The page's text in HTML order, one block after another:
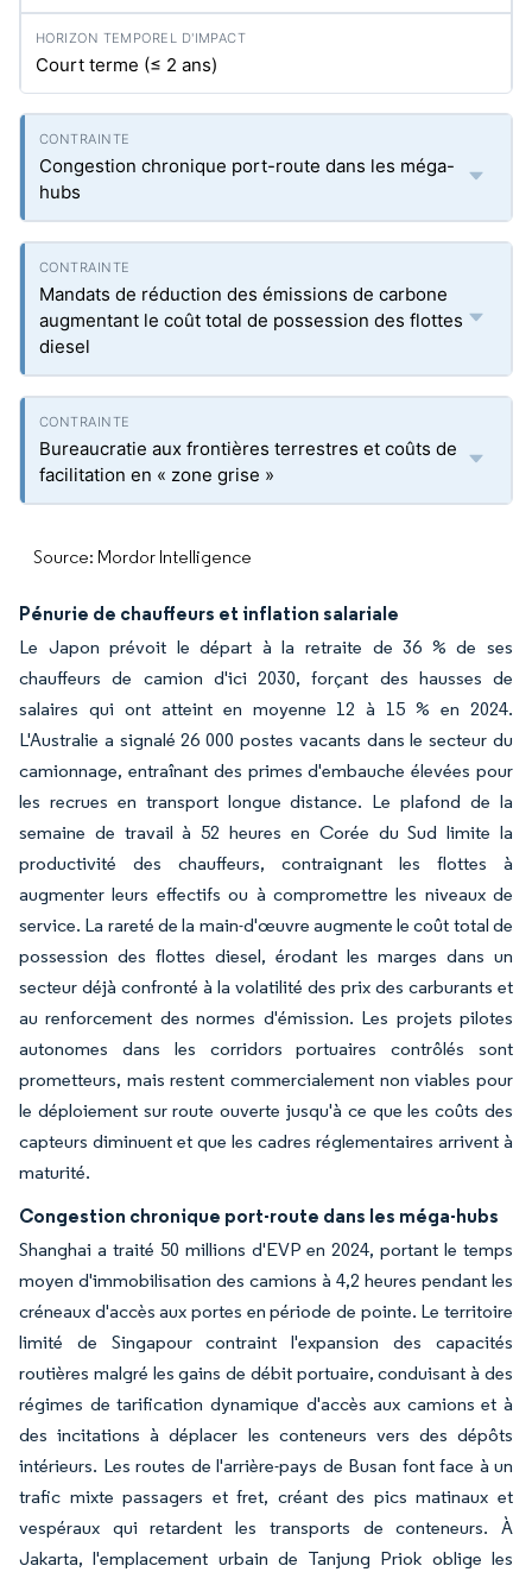
Court terme (≤ 2 ans)
Congestion chronique port-route dans les méga-
hubs
Mandats de réduction des émissions de carbone
augmentant le coût total de possession des flottes
diesel
Bureaucratie aux frontières terrestres et coûts de
facilitation en « zone grise »
Source: Mordor Intelligence
Pénurie de chauffeurs et inflation salariale
Le Japon prévoit le départ à la retraite de 36 % de ses
chauffeurs de camion d'ici 2030, forçant des hausses de
salaires qui ont atteint en moyenne 12 à 15 % en 2024.
L'Australie a signalé 26 000 postes vacants dans le secteur du
camionnage, entraînant des primes d'embauche élevées pour
les recrues en transport longue distance. Le plafond de la
semaine de travail à 52 heures en Corée du Sud limite la
productivité des chauffeurs, contraignant les flottes à
augmenter leurs effectifs ou à compromettre les niveaux de
service. La rareté de la main-d'œuvre augmente le coût total de
possession des flottes diesel, érodant les marges dans un
secteur déjà confronté à la volatilité des prix des carburants et
au renforcement des normes d'émission. Les projets pilotes
autonomes dans les corridors portuaires contrôlés sont
prometteurs, mais restent commercialement non viables pour
le déploiement sur route ouverte jusqu'à ce que les coûts des
capteurs diminuent et que les cadres réglementaires arrivent à
maturité.
Congestion chronique port-route dans les méga-hubs
Shanghai a traité 50 millions d'EVP en 2024, portant le temps
moyen d'immobilisation des camions à 4,2 heures pendant les
créneaux d'accès aux portes en période de pointe. Le territoire
limité de Singapour contraint l'expansion des capacités
routières malgré les gains de débit portuaire, conduisant à des
régimes de tarification dynamique d'accès aux camions et à
des incitations à déplacer les conteneurs vers des dépôts
intérieurs. Les routes de l'arrière-pays de Busan font face à un
trafic mixte passagers et fret, créant des pics matinaux et
vespéraux qui retardent les transports de conteneurs. À
Jakarta, l'emplacement urbain de Tanjung Priok oblige les